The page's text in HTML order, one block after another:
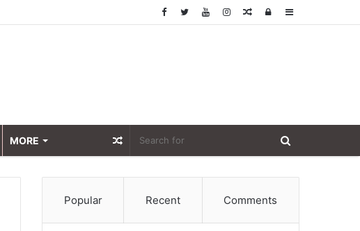
Sidebar
Log
Random
MORE Random
Popular Recent Comments